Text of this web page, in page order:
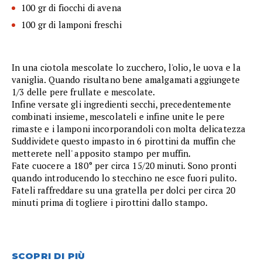
100 gr di fiocchi di avena
100 gr di lamponi freschi
In una ciotola mescolate lo zucchero, l'olio, le uova e la
vaniglia. Quando risultano bene amalgamati aggiungete
1/3 delle pere frullate e mescolate.
Infine versate gli ingredienti secchi, precedentemente
combinati insieme, mescolateli e infine unite le pere
rimaste e i lamponi incorporandoli con molta delicatezza
Suddividete questo impasto in 6 pirottini da muffin che
metterete nell' apposito stampo per muffin.
Fate cuocere a 180° per circa 15/20 minuti. Sono pronti
quando introducendo lo stecchino ne esce fuori pulito.
Fateli raffreddare su una gratella per dolci per circa 20
minuti prima di togliere i pirottini dallo stampo.
SCOPRI DI PIÙ